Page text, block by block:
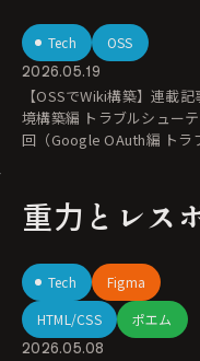
Tech OSS
2026.05.19
【OSSでWiki構築】連載
境構築編 トラブルシュー
回（Google OAuth編 トラ
重力とレス
Tech
Figma
HTML/CSS
ポエム
2026.05.08